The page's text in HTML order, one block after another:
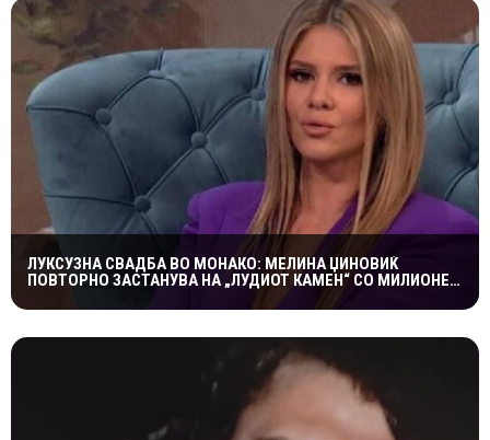
ЛУКСУЗНА СВАДБА ВО МОНАКО: МЕЛИНА ЏИНОВИЌ
ПОВТОРНО ЗАСТАНУВА НА „ЛУДИОТ КАМЕН“ СО МИЛИОНЕР